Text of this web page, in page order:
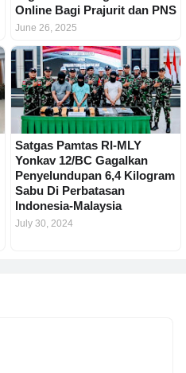
Online Bagi Prajurit dan PNS
June 26, 2025
Satgas Pamtas RI-MLY
Yonkav 12/BC Gagalkan
Penyelundupan 6,4 Kilogram
Sabu Di Perbatasan
Indonesia-Malaysia
July 30, 2024